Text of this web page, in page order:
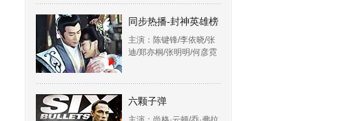
同步热播-封神英雄榜
主演：陈键锋/李依晓/张
迪/郑亦桐/张明明/何彦霓
六颗子弹